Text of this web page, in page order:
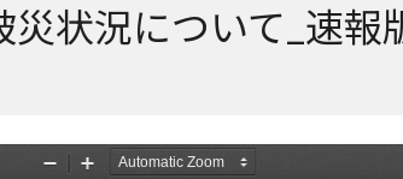
状況について_速報